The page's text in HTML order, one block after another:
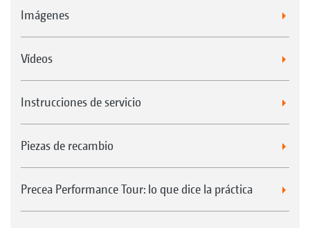
Imágenes
Vídeos
Instrucciones de servicio
Piezas de recambio
Precea Performance Tour: lo que dice la práctica